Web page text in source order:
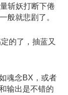
斩妖打断下倦
般就悲剧了。
的了，抽蓝又
魂念BX，或者
输出是不错的